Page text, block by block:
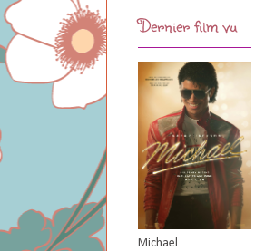
Dernier film vu
Michael